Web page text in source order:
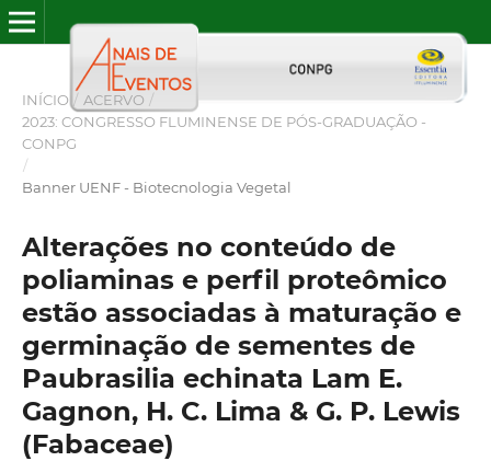
INÍCIO / ACERVO /
2023: CONGRESSO FLUMINENSE DE PÓS-GRADUAÇÃO -
CONPG
/
Banner UENF - Biotecnologia Vegetal
Alterações no conteúdo de
poliaminas e perfil proteômico
estão associadas à maturação e
germinação de sementes de
Paubrasilia echinata Lam E.
Gagnon, H. C. Lima & G. P. Lewis
(Fabaceae)